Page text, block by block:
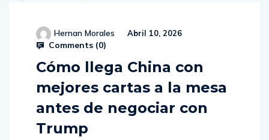
Hernan Morales Abril 10, 2026
Comments (0)
Cómo llega China con
mejores cartas a la mesa
antes de negociar con
Trump